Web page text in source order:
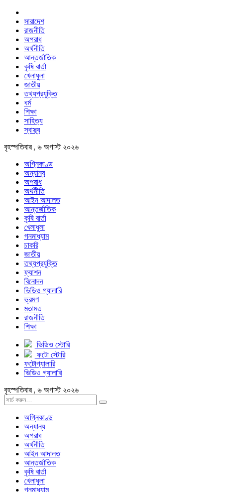
সারাদেশ
রাজনীতি
অপরাধ
অর্থনীতি
আন্তর্জাতিক
কৃষি বার্তা
খেলাধুলা
জাতীয়
তথ্যপ্রযুক্তি
ধর্ম
শিক্ষা
সাহিত্য
স্বাস্থ্য
বৃহস্পতিবার , ৬ অগাস্ট ২০২৬
অগ্নিকাণ্ড
অন্যান্য
অপরাধ
অর্থনীতি
আইন আদালত
আন্তর্জাতিক
কৃষি বার্তা
খেলাধুলা
গনমাধ্যাম
চাকরি
জাতীয়
তথ্যপ্রযুক্তি
ফ্যাশন
বিনোদন
ভিডিও গ্যালারি
ভ্রমণ
মতামত
রাজনীতি
শিক্ষা
ভিডিও স্টোরি
ফটো স্টোরি
ফটোগ্যালারি
ভিডিও গ্যালারি
বৃহস্পতিবার , ৬ অগাস্ট ২০২৬
অগ্নিকাণ্ড
অন্যান্য
অপরাধ
অর্থনীতি
আইন আদালত
আন্তর্জাতিক
কৃষি বার্তা
খেলাধুলা
গনমাধ্যাম